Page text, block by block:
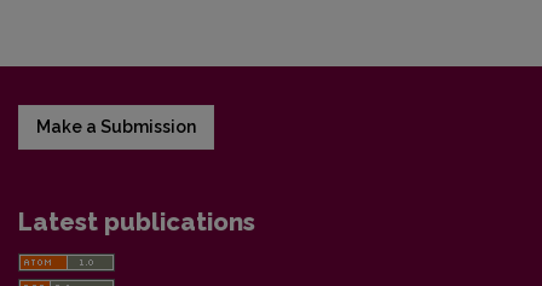
Make a Submission
Latest publications